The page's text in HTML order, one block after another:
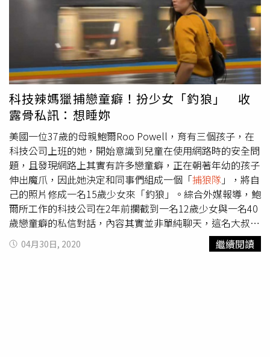
科技辣媽獵捕戀童癖！扮少女「釣狼」 收
露骨私訊：想睡妳
美國一位37歲的母親鮑爾Roo Powell，育有三個孩子，在
科技公司上班的她，開始意識到兒童在使用網路時的安全問
題，且發現網路上其實有許多戀童癖，正在朝著年幼的孩子
伸出魔爪，因此她決定和同事們組成一個「捕狼隊 」，將自
己的照片修成一名15歲少女來「釣狼」。綜合外媒報導，鮑
爾所工作的科技公司在2年前攔截到一名12歲少女與一名40
歲戀童癖的私信對話，內容其實並非單純聊天，這名大叔不
斷引誘少女拍下不雅照與影片傳送給他，而少女的母親和學
校老師皆未發現此事，讓鮑爾和他的工作團隊相當震驚。
04月30日, 2020 繼續閱讀